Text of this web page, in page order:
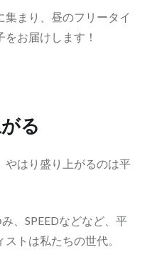
まり、昼のフリータイ
お届けします！
る
やはり盛り上がるのは平
、SPEEDなどなど、平
トは私たちの世代。